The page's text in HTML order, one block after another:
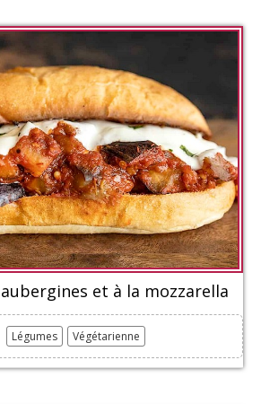
et à la mozzarella
Légumes Végétarienne